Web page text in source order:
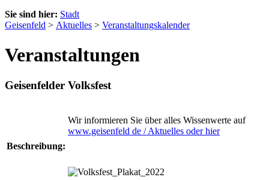
Sie sind hier: Stadt
Geisenfeld > Aktuelles > Veranstaltungskalender
Veranstaltungen
Geisenfelder Volksfest
Beschreibung:
Wir informieren Sie über alles Wissenwerte auf
www.geisenfeld de / Aktuelles oder hier